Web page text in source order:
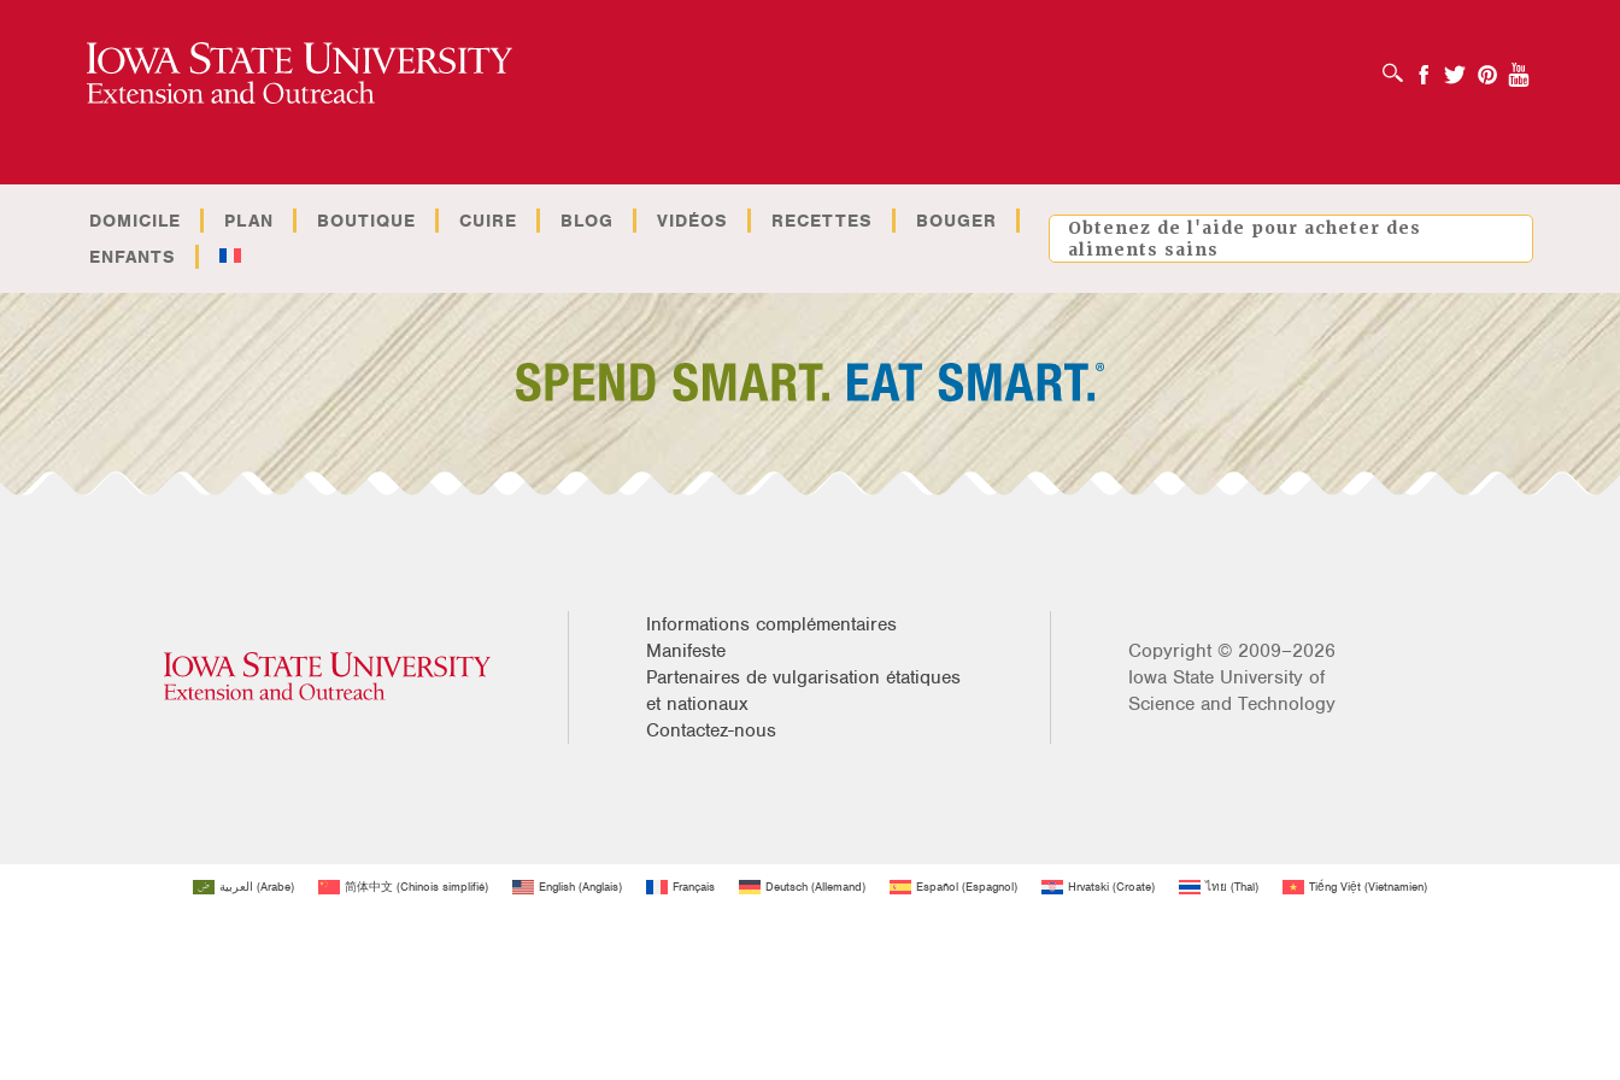
OUVRIR LA BOÎTE DE RECHERCHE
Facebook
Twitter PinterestYoutube
DOMICILE PLAN BOUTIQUE CUIRE BLOG VIDÉOS RECETTES
BOUGER
ENFANTS
Obtenez de l'aide pour acheter des
aliments sains
Informations complémentaires
Manifeste
Partenaires de vulgarisation étatiques
et nationaux
Contactez-nous
Copyright © 2009–2026
Iowa State University of
Science and Technology
العربية (Arabe) 简体中文 (Chinois simplifié) English (Anglais) Français Deutsch (Allemand) Español (Espagnol) Hrvatski (Croate) ไทย (Thaï) Tiếng Việt (Vietnamien)